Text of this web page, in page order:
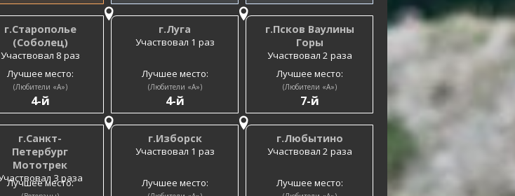
г.Старополье
(Соболец)
Участвовал 8 раз
Лучшее место:
(Любители «A»)
4-й
г.Луга
Участвовал 1 раз
Лучшее место:
(Любители «A»)
4-й
г.Псков Ваулины
Горы
Участвовал 2 раза
Лучшее место:
(Любители «A»)
7-й
г.Санкт-
Петербург
Мототрек
3 раза
Лучшее место:
г.Изборск
Участвовал 1 раз
Лучшее место:
г.Любытино
Участвовал 2 раза
Лучшее место: